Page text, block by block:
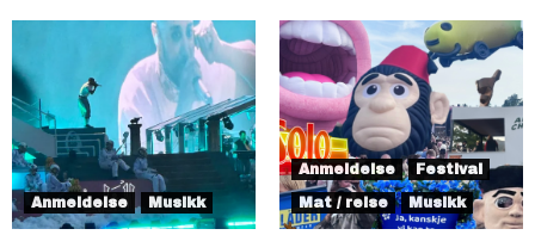
Anmeldelse Musikk
Anmeldelse
Festival
Mat / reise
Musikk